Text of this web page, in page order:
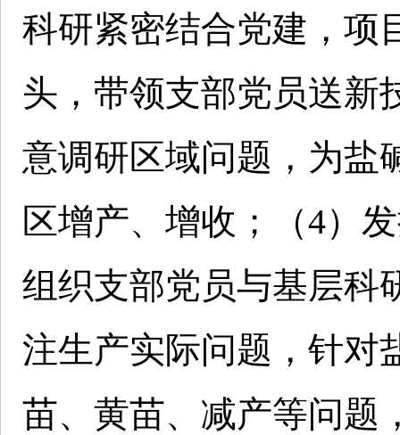
科研紧密结合党建，项
头，带领支部党员送新
意调研区域问题，为盐
区增产、增收；（4）
组织支部党员与基层科
注生产实际问题，针对
苗、黄苗、减产等问题